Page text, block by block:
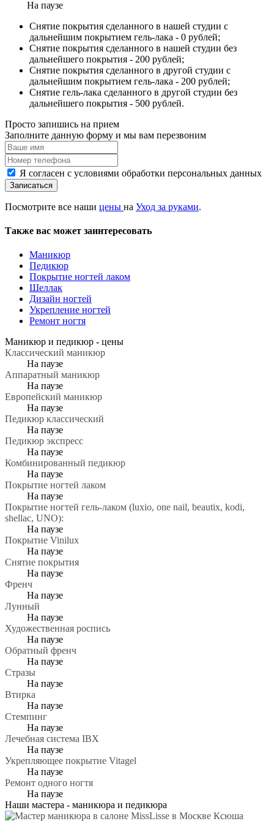
На паузе
Снятие покрытия сделанного в нашей студии с
дальнейшим покрытием гель-лака - 0 рублей;
Снятие покрытия сделанного в нашей студии без
дальнейшего покрытия - 200 рублей;
Снятие покрытия сделанного в другой студии с
дальнейшим покрытием гель-лака - 200 рублей;
Снятие гель-лака сделанного в другой студии без
дальнейшего покрытия - 500 рублей.
Просто запишись на прием
Заполните данную форму и мы вам перезвоним
Я согласен с условиями обработки персональных данных
Записаться
Посмотрите все наши цены на Уход за руками.
Также вас может заинтересовать
Маникюр
Педикюр
Покрытие ногтей лаком
Шеллак
Дизайн ногтей
Укрепление ногтей
Ремонт ногтя
Маникюр и педикюр - цены
Классический маникюр
На паузе
Аппаратный маникюр
На паузе
Европейский маникюр
На паузе
Педикюр классический
На паузе
Педикюр экспресс
На паузе
Комбинированный педикюр
На паузе
Покрытие ногтей лаком
На паузе
Покрытие ногтей гель-лаком (luxio, one nail, beautix, kodi,
shellac, UNO):
На паузе
Покрытие Vinilux
На паузе
Снятие покрытия
На паузе
Френч
На паузе
Лунный
На паузе
Художественная роспись
На паузе
Обратный френч
На паузе
Стразы
На паузе
Втирка
На паузе
Стемпинг
На паузе
Лечебная система IBX
На паузе
Укрепляющее покрытие Vitagel
На паузе
Ремонт одного ногтя
На паузе
Наши мастера - маникюра и педикюра